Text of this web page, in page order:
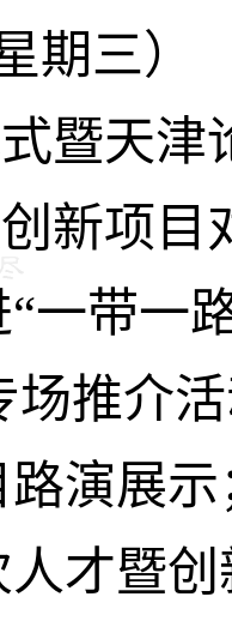
期三）
暨天津
新项目
“一带一
场推介
演展示
才暨